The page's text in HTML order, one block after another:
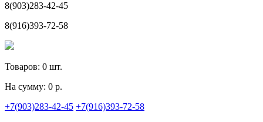
8(903)283-42-45
8(916)393-72-58
Товаров: 0 шт.
На сумму: 0 р.
+7(903)283-42-45 +7(916)393-72-58